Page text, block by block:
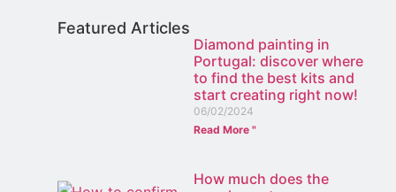
Featured Articles
Diamond painting in
Portugal: discover where
to find the best kits and
start creating right now!
06/02/2024
Read More "
How much does the